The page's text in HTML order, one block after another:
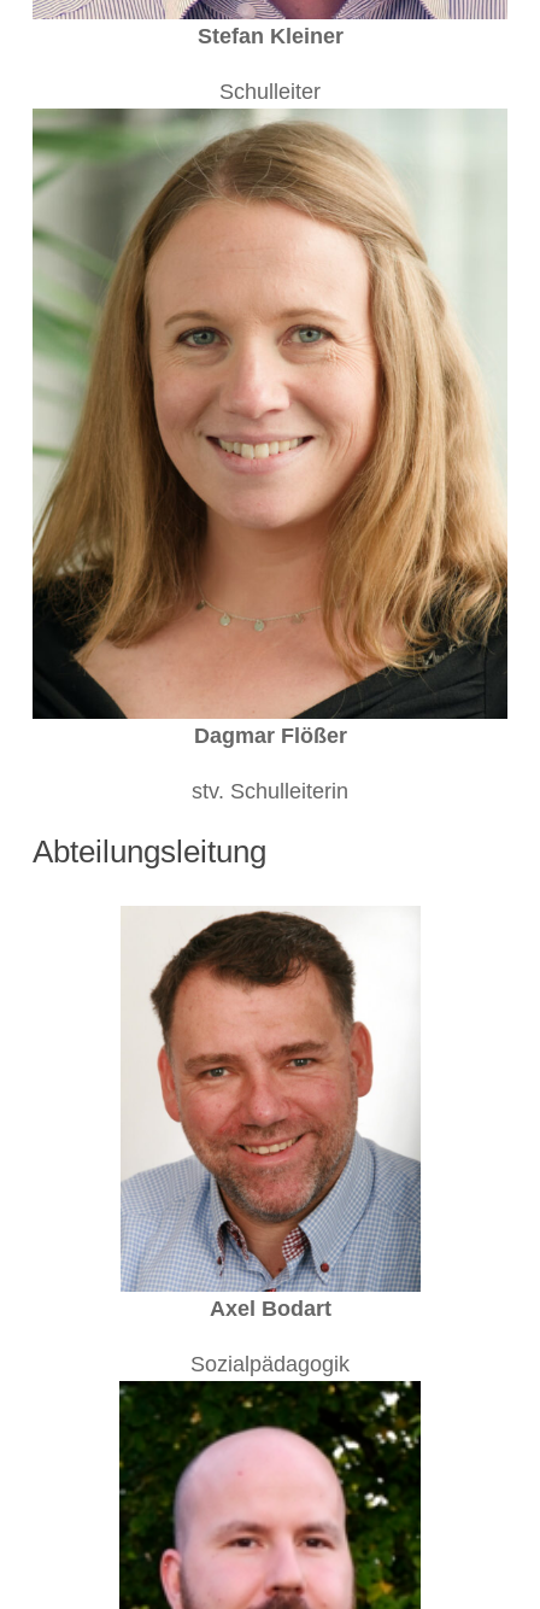
Stefan Kleiner
Schulleiter
Dagmar Flößer
stv. Schulleiterin
Abteilungsleitung
Axel Bodart
Sozialpädagogik